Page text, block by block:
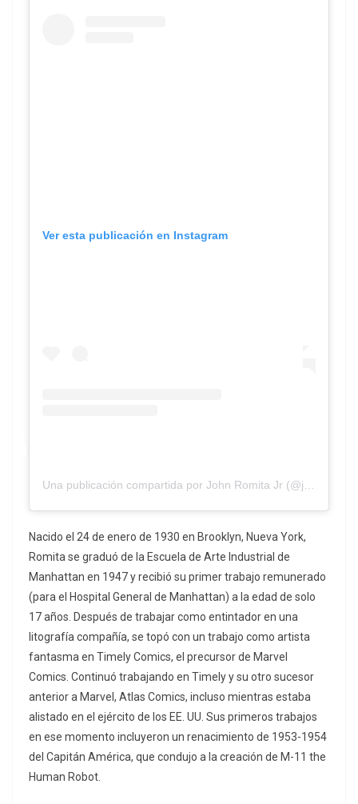
Ver esta publicación en Instagram
Una publicación compartida por John Romita Jr (@johnromitajr)
Nacido el 24 de enero de 1930 en Brooklyn, Nueva York,
Romita se graduó de la Escuela de Arte Industrial de
Manhattan en 1947 y recibió su primer trabajo remunerado
(para el Hospital General de Manhattan) a la edad de solo
17 años. Después de trabajar como entintador en una
litografía compañía, se topó con un trabajo como artista
fantasma en Timely Comics, el precursor de Marvel
Comics. Continuó trabajando en Timely y su otro sucesor
anterior a Marvel, Atlas Comics, incluso mientras estaba
alistado en el ejército de los EE. UU. Sus primeros trabajos
en ese momento incluyeron un renacimiento de 1953-1954
del Capitán América, que condujo a la creación de M-11 the
Human Robot.